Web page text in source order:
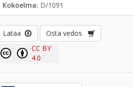
Kokoelma: D/1091
Lataa
Osta vedos
CC BY
4.0